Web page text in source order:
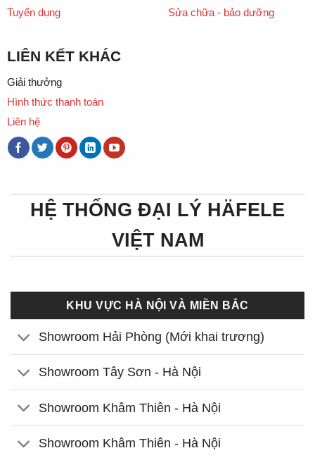
Tuyển dụng
Sửa chữa - bảo dưỡng
LIÊN KẾT KHÁC
Giải thưởng
Hình thức thanh toán
Liên hệ
HỆ THỐNG ĐẠI LÝ HÄFELE
VIỆT NAM
KHU VỰC HÀ NỘI VÀ MIỀN BẮC
Showroom Hải Phòng (Mới khai trương)
Showroom Tây Sơn - Hà Nội
Showroom Khâm Thiên - Hà Nội
Showroom Khâm Thiên - Hà Nội